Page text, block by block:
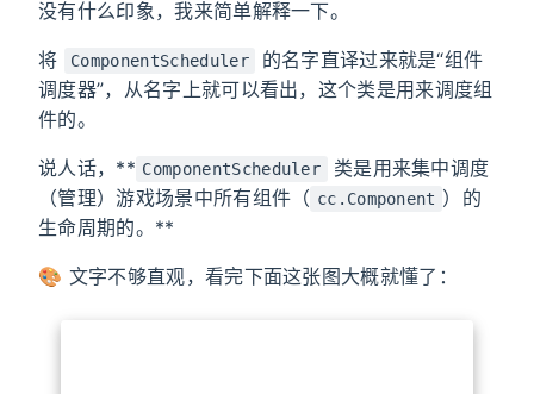
没有什么印象，我来简单解释一下。
将 ComponentScheduler
的名字直译过来就是“组件
调度器”，从名字上就可以看出，这个类是用来调度组
件的。
说人话，** ComponentScheduler
类是用来集中调度
（管理）游戏场景中所有组件（ cc.Component ）的
生命周期的。**
🎨 文字不够直观，看完下面这张图大概就懂了：